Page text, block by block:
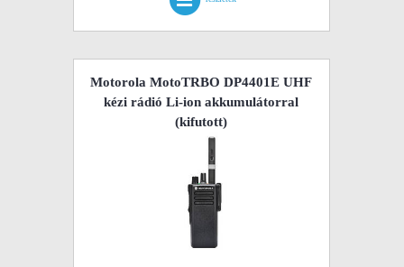
Motorola MotoTRBO DP4401E UHF
kézi rádió Li-ion akkumulátorral
(kifutott)